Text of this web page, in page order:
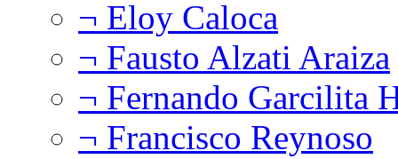
¬ Eloy Caloca
¬ Fausto Alzati Araiza
¬ Fernando Garcilita
¬ Francisco Reynoso